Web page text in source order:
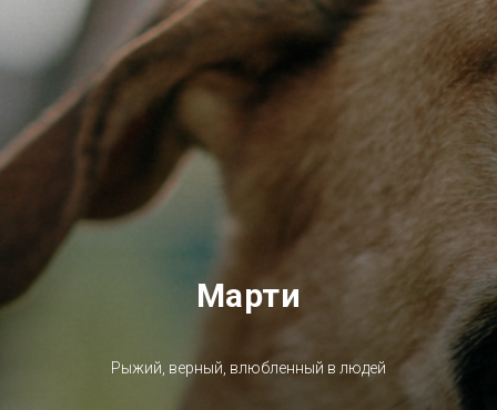
Марти
Рыжий, верный, влюбленный в людей